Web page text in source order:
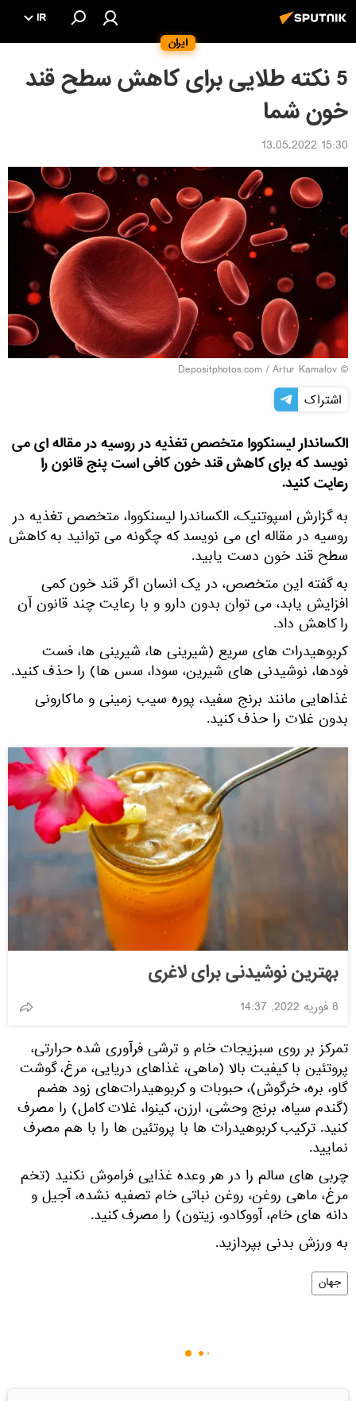
ایران
IR
5 نکته طلایی برای کاهش سطح قند
خون شما
15:30 13.05.2022
© Depositphotos.com / Artur Kamalov
اشتراک
الکساندار لیسنکووا متخصص تغذیه در روسیه در مقاله ای می
نویسد که برای کاهش قند خون کافی است پنج قانون را
رعایت کنید.
به گزارش اسپوتنیک، الکساندرا لیسنکووا، متخصص تغذیه در
روسیه در مقاله ای می نویسد که چگونه می توانید به کاهش
سطح قند خون دست یابید.
به گفته این متخصص، در یک انسان اگر قند خون کمی
افزایش یابد، می توان بدون دارو و با رعایت چند قانون آن
را کاهش داد.
کربوهیدرات های سریع (شیرینی ها، شیرینی ها، فست
فودها، نوشیدنی های شیرین، سودا، سس ها) را حذف کنید.
غذاهایی مانند برنج سفید، پوره سیب زمینی و ماکارونی
بدون غلات را حذف کنید.
بهترین نوشیدنی برای لاغری
8 فوریه 2022, 14:37
تمرکز بر روی سبزیجات خام و ترشی فرآوری شده حرارتی،
پروتئین با کیفیت بالا (ماهی، غذاهای دریایی، مرغ، گوشت
گاو، بره، خرگوش)، حبوبات و کربوهیدرات‌های زود هضم
(گندم سیاه، برنج وحشی، ارزن، کینوا، غلات کامل) را مصرف
کنید. ترکیب کربوهیدرات ها با پروتئین ها را با هم مصرف
نمایید.
چربی های سالم را در هر وعده غذایی فراموش نکنید (تخم
مرغ، ماهی روغن، روغن نباتی خام تصفیه نشده، آجیل و
دانه های خام، آووکادو، زیتون) را مصرف کنید.
به ورزش بدنی بپردازید.
جهان